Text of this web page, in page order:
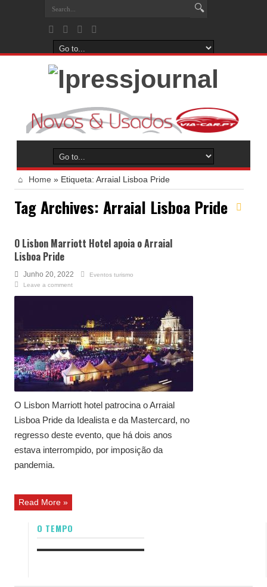
Home » Etiqueta: Arraial Lisboa Pride
Tag Archives: Arraial Lisboa Pride
O Lisbon Marriott Hotel apoia o Arraial
Lisboa Pride
Junho 20, 2022
Eventos turismo
Leave a comment
O Lisbon Marriott hotel patrocina o Arraial
Lisboa Pride da Idealista e da Mastercard, no
regresso deste evento, que há dois anos
estava interrompido, por imposição da
pandemia.
Read More »
O TEMPO